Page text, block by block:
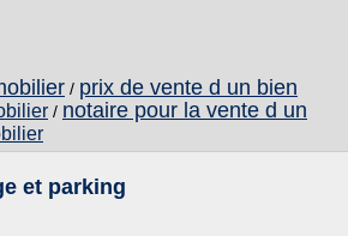
/ prix de vente d un bien
/ notaire pour la vente d un
et parking